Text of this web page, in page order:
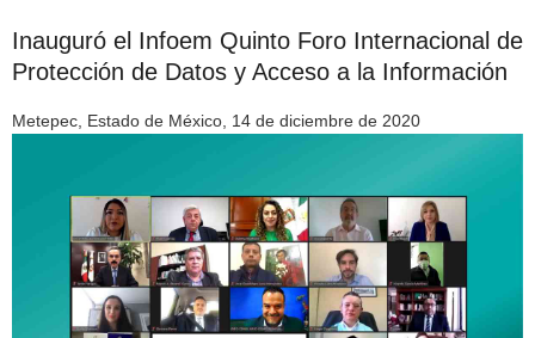
Inauguró el Infoem Quinto Foro Internacional de
Protección de Datos y Acceso a la Información
Metepec, Estado de México, 14 de diciembre de 2020